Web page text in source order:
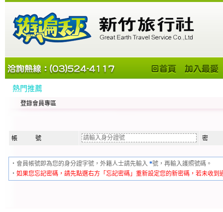
熱門推薦
登錄會員專區
帳 號 密
‧會員帳號即為您的身分證字號，外籍人士請先輸入 *號，再輸入護照號碼。
‧ 如果您忘記密碼，請先點選右方「忘記密碼」重新設定您的新密碼，若未收到